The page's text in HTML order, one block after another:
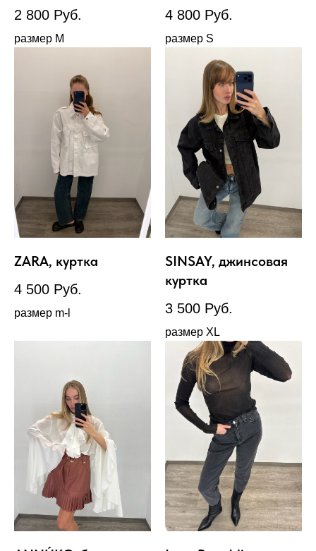
2 800 Руб.
размер М
4 800 Руб.
размер S
ZARA, куртка
4 500 Руб.
размер m-l
SINSAY, джинсовая
куртка
3 500 Руб.
размер XL